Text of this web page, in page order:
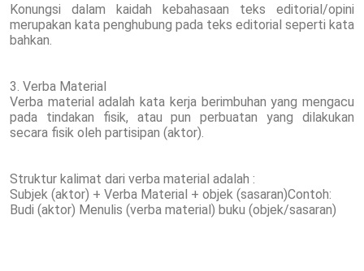
Konungsi dalam kaidah kebahasaan teks editorial/opini
merupakan kata penghubung pada teks editorial seperti kata
bahkan.
3. Verba Material
Verba material adalah kata kerja berimbuhan yang mengacu
pada tindakan fisik, atau pun perbuatan yang dilakukan
secara fisik oleh partisipan (aktor).
Struktur kalimat dari verba material adalah :
Subjek (aktor) + Verba Material + objek (sasaran)Contoh:
Budi (aktor) Menulis (verba material) buku (objek/sasaran)